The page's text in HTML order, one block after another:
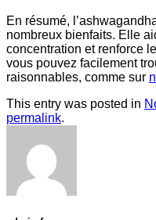
En résumé,
nombreux bienfaits. Elle
concentration et renforce
vous pouvez facilement
raisonnables, comme sur
This entry was posted in
permalink.